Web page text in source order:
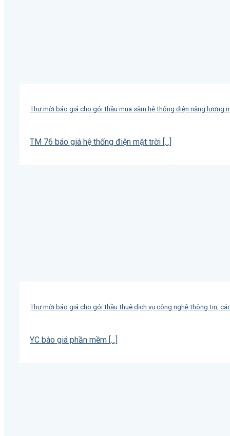
Thư mời báo giá cho gói thầu mua sắm hệ thống điện năng lượng
TM 76 báo giá hệ thống điện mặt trời [...]
Thư mời báo giá cho gói thầu thuê dịch vụ công nghệ thông tin,
YC báo giá phần mềm [...]